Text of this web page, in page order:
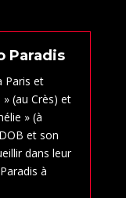
Paradis
Paris et
(au Crès) et
» (à
et son
dans leur
à